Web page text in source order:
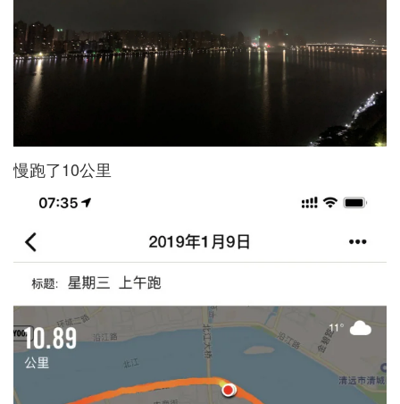
慢跑了10公里